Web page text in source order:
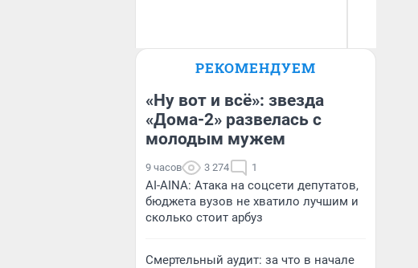
Блогер, предприниматель,
бизнесе
РЕКОМЕНДУЕМ
«Ну вот и всё»: звезда
«Дома-2» развелась с
молодым мужем
9 часов 3 274 1
AI-AINA: Атака на соцсети депутатов,
бюджета вузов не хватило лучшим и
сколько стоит арбуз
Смертельный аудит: за что в начале